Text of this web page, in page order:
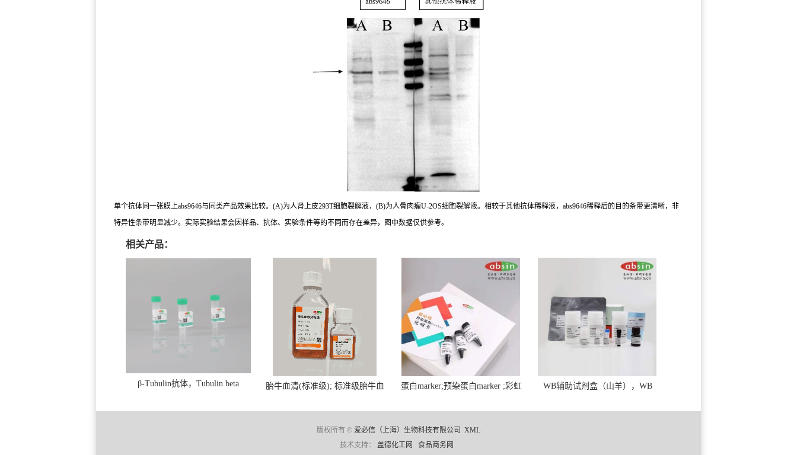
单个抗体同一张膜上abs9646与同类产品效果比较。(A)为人肾上皮293T细胞裂解液，(B)为人骨肉瘤U-2OS细胞裂解液。相较于其他抗体稀释液，abs9646稀释后的目的条带更清晰，非
特异性条带明显减少。实际实验结果会因样品、抗体、实验条件等的不同而存在差异，图中数据仅供参考。
相关产品：
β-Tubulin抗体，Tubulin beta
胎牛血清(标准级); 标准级胎牛血
蛋白marker;预染蛋白marker ;彩虹
WB辅助试剂盒（山羊），WB
版权所有 © 爱必信（上海）生物科技有限公司
XML
技术支持： 盖德化工网 食品商务网